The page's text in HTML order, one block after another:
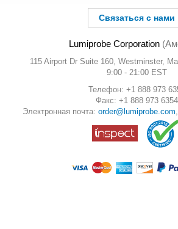
Связаться с нами
Lumiprobe Corporation
115 Airport Dr Suite 160, Westminster,
9:00 - 21:00 EST
Телефон: +1 888 973
Факс: +1 888 973 6354
Электронная почта: order@lumiprobe.com